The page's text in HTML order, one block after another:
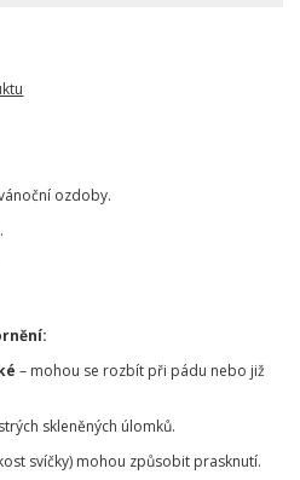
ozdoby.
– mohou se rozbít při pádu nebo již
skleněných úlomků.
svíčky) mohou způsobit prasknutí.